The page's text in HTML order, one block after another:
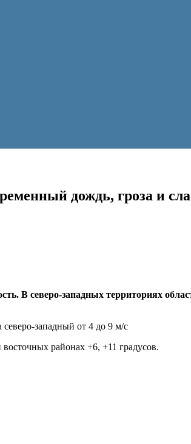
дождь, гроза и
В северо-западных территориях
северо-западный от 4 до 9 м/с
районах +6, +11 градусов.